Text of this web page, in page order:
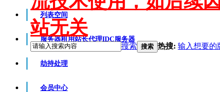
列表空间
服务器租用站长代理IDC服务器
劫持处理
会员中心
站无关
搜索 搜索 热搜: 输入想要的